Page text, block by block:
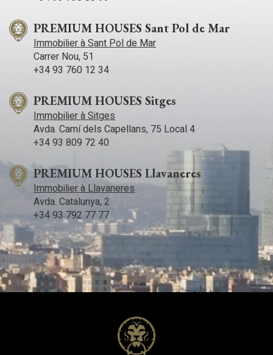
PREMIUM HOUSES Sant Pol de Mar
Immobilier à Sant Pol de Mar
Carrer Nou, 51
+34 93 760 12 34
PREMIUM HOUSES Sitges
Immobilier à Sitges
Avda. Camí­ dels Capellans, 75 Local 4
+34 93 809 72 40
PREMIUM HOUSES Llavaneres
Immobilier à Llavaneres
Avda. Catalunya, 2
+34 93 792 77 77